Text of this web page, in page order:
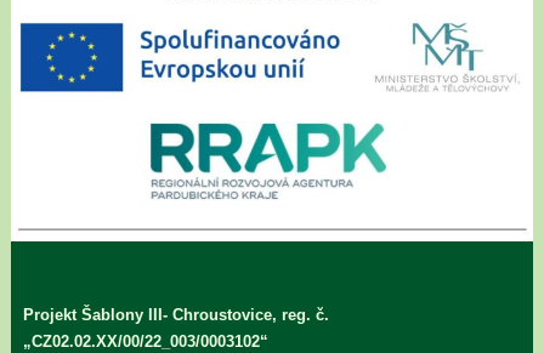
Projekt Šablony III- Chroustovice, reg. č.
„CZ02.02.XX/00/22_003/0003102“